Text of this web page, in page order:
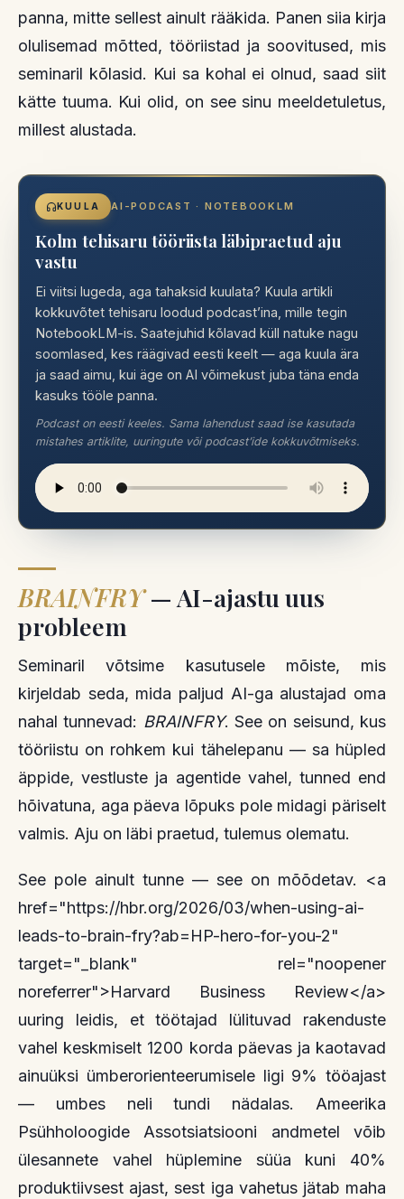
panna, mitte sellest ainult rääkida. Panen siia kirja
olulisemad mõtted, tööriistad ja soovitused, mis
seminaril kõlasid. Kui sa kohal ei olnud, saad siit
kätte tuuma. Kui olid, on see sinu meeldetuletus,
millest alustada.
KUULA AI-PODCAST · NOTEBOOKLM
Kolm tehisaru tööriista läbipraetud aju
vastu
Ei viitsi lugeda, aga tahaksid kuulata? Kuula artikli
kokkuvõtet tehisaru loodud podcast’ina, mille tegin
NotebookLM-is. Saatejuhid kõlavad küll natuke nagu
soomlased, kes räägivad eesti keelt — aga kuula ära
ja saad aimu, kui äge on AI võimekust juba täna enda
kasuks tööle panna.
Podcast on eesti keeles. Sama lahendust saad ise kasutada
mistahes artiklite, uuringute või podcast’ide kokkuvõtmiseks.
BRAINFRY— AI-ajastu uus
probleem
Seminaril võtsime kasutusele mõiste, mis
kirjeldab seda, mida paljud AI-ga alustajad oma
nahal tunnevad: BRAINFRY. See on seisund, kus
tööriistu on rohkem kui tähelepanu — sa hüpled
äppide, vestluste ja agentide vahel, tunned end
hõivatuna, aga päeva lõpuks pole midagi päriselt
valmis. Aju on läbi praetud, tulemus olematu.
See pole ainult tunne — see on mõõdetav. <a
href="https://hbr.org/2026/03/when-using-ai-
leads-to-brain-fry?ab=HP-hero-for-you-2"
target="_blank" rel="noopener
noreferrer">Harvard Business Review</a>
uuring leidis, et töötajad lülituvad rakenduste
vahel keskmiselt 1200 korda päevas ja kaotavad
ainuüksi ümberorienteerumisele ligi 9% tööajast
— umbes neli tundi nädalas. Ameerika
Psühholoogide Assotsiatsiooni andmetel võib
ülesannete vahel hüplemine süüa kuni 40%
produktiivsest ajast, sest iga vahetus jätab maha